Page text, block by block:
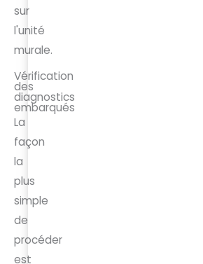
sur
l'unité
murale.
Vérification
des
diagnostics
embarqués
La
façon
la
plus
simple
de
procéder
est